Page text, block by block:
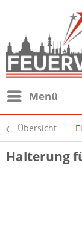
Menü
Übersicht
Halterung